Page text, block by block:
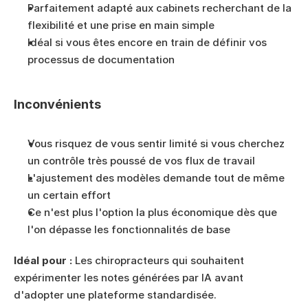
Parfaitement adapté aux cabinets recherchant de la
flexibilité et une prise en main simple
Idéal si vous êtes encore en train de définir vos
processus de documentation
Inconvénients
Vous risquez de vous sentir limité si vous cherchez
un contrôle très poussé de vos flux de travail
L'ajustement des modèles demande tout de même
un certain effort
Ce n'est plus l'option la plus économique dès que
l'on dépasse les fonctionnalités de base
Idéal pour : Les chiropracteurs qui souhaitent
expérimenter les notes générées par IA avant
d'adopter une plateforme standardisée.